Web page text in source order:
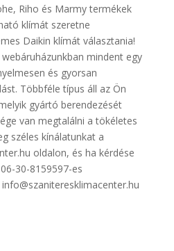
Riho és Marmy termékek
klímát szeretne
Daikin klímát választania!
mindent egy
és gyorsan
Többféle típus áll az Ön
gyártó berendezését
van megtalálni a tökéletes
széles kínálatunkat a
oldalon, és ha kérdése
30-8159597-es